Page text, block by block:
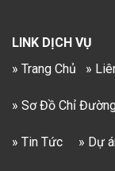
LINK DỊCH VỤ
» Trang Chủ
»
» Sơ Đồ Chỉ
» Tin Tức » Dự